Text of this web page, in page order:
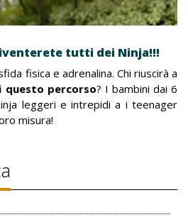
tutti dei Ninja!!!
fisica e adrenalina. Chi riuscirà a
questo percorso? I bambini dai 6
leggeri e intrepidi a i teenager
misura!